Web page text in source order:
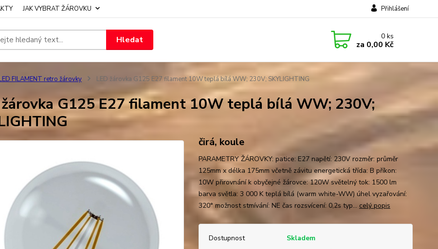
JAK VYBRAT ŽÁROVKU Přihlášení
Hledat 0ks
za 0,00 Kč
FILAMENT retro žárovky LED žárovka G125 E27 filament 10W teplá bílá WW; 230V; SKYLIGHTING
G125 E27 filament 10W teplá bílá WW; 230V;
čirá, koule
PARAMETRY ŽÁROVKY: patice: E27 napětí: 230V rozměr: průměr
125mm x délka 175mm včetně závitu energetická třída: B příkon:
10W přirovnání k obyčejné žárovce: 120W světelný tok: 1500 lm
barva světla: 3 000 K teplá bílá (warm white-WW) úhel vyzařování:
320° možnost stmívání: NE čas rozsvícení: 0,2s typ... celý popis
Dostupnost
Skladem